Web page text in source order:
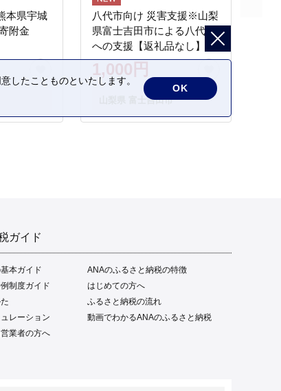
本県宇城
附金
八代市向け 災害支援※山梨
県富士吉田市による八代市
への支援【返礼品なし】
1,000円
山梨県 富士吉田市
ガイド
本ガイド
ANAのふるさと納税の特徴
制度ガイド
はじめての方へ
ふるさと納税の流れ
レーション
動画でわかるANAのふるさと納税
業者の方へ
したことものといたします。
OK